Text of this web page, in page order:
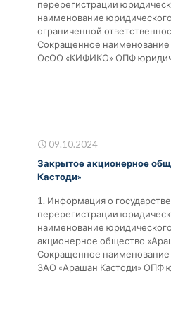
перерегистрации
наименование
ограниченной
Сокращенное
ОсОО «КИФИКО» ОПФ
09.10.2024
Закрытое акционерное
Кастоди»
1. Информация о
перерегистрации
наименование
акционерное общество
Сокращенное
ЗАО «Арашан Кастоди» ОПФ